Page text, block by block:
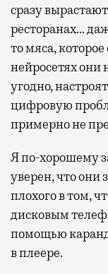
сразу
ресторанах…
то мяса,
нейросетях они
угодно,
цифровую
примерно не
Я по-хорошему
уверен, что
плохого в том,
дисковым
помощью
в плеере.